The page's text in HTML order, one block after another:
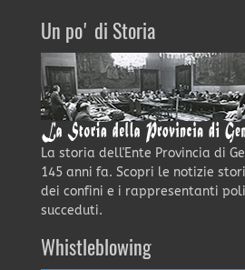
Un po' di Storia
La storia dell'Ente Provincia di
145 anni fa. Scopri le notizie
dei confini e i rappresentanti
succeduti.
Whistleblowing